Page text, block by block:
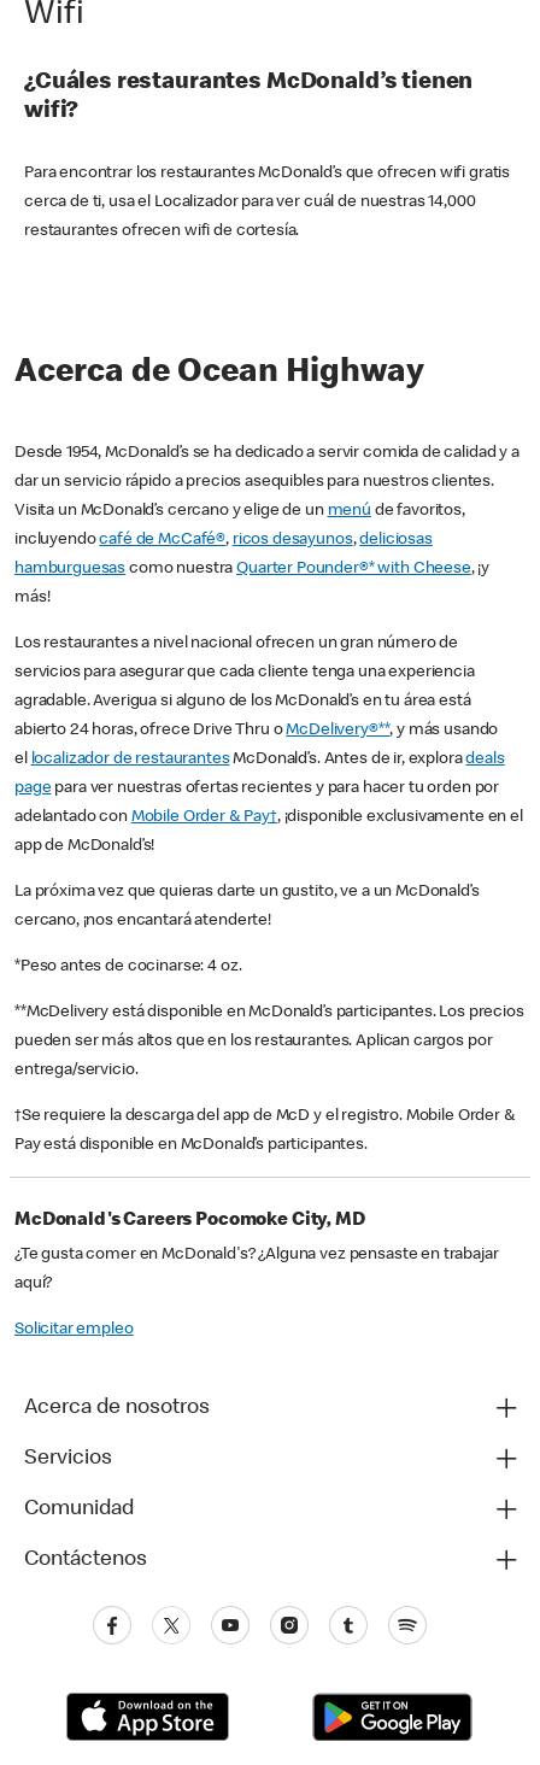
Wifi
¿Cuáles restaurantes McDonald’s tienen
wifi?
Para encontrar los restaurantes McDonald’s que ofrecen wifi gratis
cerca de ti, usa el Localizador para ver cuál de nuestras 14,000
restaurantes ofrecen wifi de cortesía.
Acerca de Ocean Highway
Desde 1954, McDonald’s se ha dedicado a servir comida de calidad y a
dar un servicio rápido a precios asequibles para nuestros clientes.
Visita un McDonald’s cercano y elige de un menú de favoritos,
incluyendocafé de McCafé®, ricos desayunos,deliciosas
hamburguesas como nuestraQuarter Pounder®* with Cheese, ¡y
más!
Los restaurantes a nivel nacional ofrecen un gran número de
servicios para asegurar que cada cliente tenga una experiencia
agradable. Averigua si alguno de los McDonald’s en tu área está
abierto 24 horas, ofrece Drive Thru oMcDelivery®**, y más usando
el localizador de restaurantesMcDonald’s. Antes de ir, exploradeals
pagepara ver nuestras ofertas recientes y para hacer tu orden por
adelantado con Mobile Order & Pay†, ¡disponible exclusivamente en el
app de McDonald’s!
La próxima vez que quieras darte un gustito, ve a un McDonald’s
cercano, ¡nos encantará atenderte!
*Peso antes de cocinarse: 4 oz.
**McDelivery está disponible en McDonald’s participantes. Los precios
pueden ser más altos que en los restaurantes. Aplican cargos por
entrega/servicio.
†Se requiere la descarga del app de McD y el registro. Mobile Order &
Pay está disponible en McDonald’s participantes.
McDonald's Careers Pocomoke City, MD
¿Te gusta comer en McDonald's? ¿Alguna vez pensaste en trabajar
aquí?
Solicitar empleo
Acerca de nosotros
Servicios
Comunidad
Contáctenos